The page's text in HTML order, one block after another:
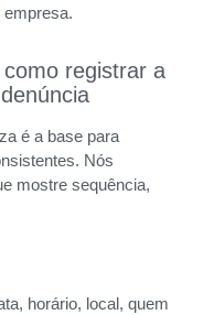
empresa.
registrar a
é a base para
Nós
mostre sequência,
horário, local, quem